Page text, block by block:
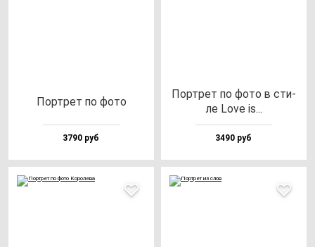
Пор­трет по фо­то
3790 руб
Пор­трет по фо­то в сти­
ле Love is...
3490 руб